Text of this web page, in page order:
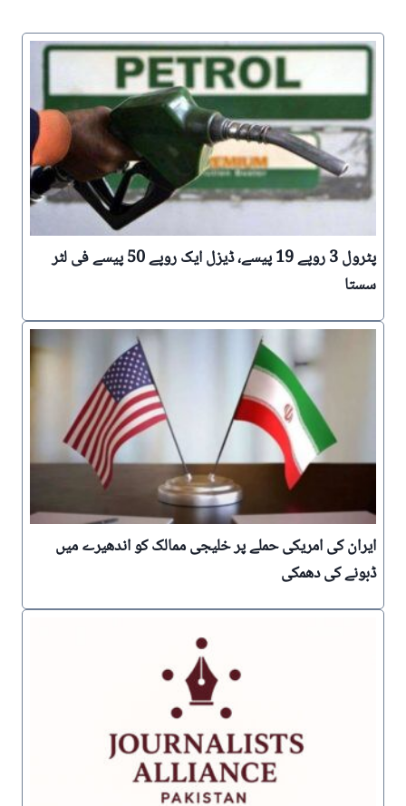
پٹرول 3 روپے 19 پیسے، ڈیزل ایک روپے 50 پیسے فی لٹر
سستا
ایران کی امریکی حملے پر خلیجی ممالک کو اندھیرے میں
ڈبونے کی دھمکی